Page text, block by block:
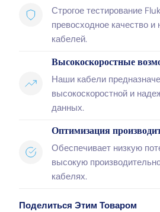
Строгое тестирование
превосходное качество
кабелей.
Высокоскоростные
Наши кабели
высокоскоростной и
данных.
Оптимизация
Обеспечивает низкую
высокую
кабелях.
Поделиться Этим Товаром